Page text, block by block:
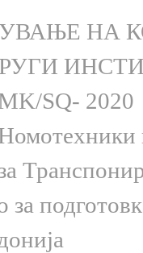
НА
SQ- 2020
за